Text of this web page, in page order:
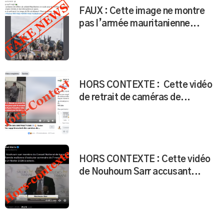
FAUX : Cette image ne montre
pas l’armée mauritanienne...
HORS CONTEXTE : Cette vidéo
de retrait de caméras de...
HORS CONTEXTE : Cette vidéo
de Nouhoum Sarr accusant...